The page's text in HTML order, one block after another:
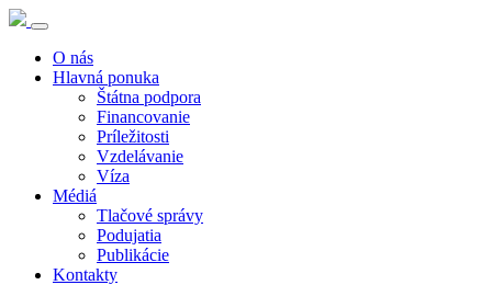
O nás
Hlavná ponuka
Štátna podpora
Financovanie
Príležitosti
Vzdelávanie
Víza
Médiá
Tlačové správy
Podujatia
Publikácie
Kontakty